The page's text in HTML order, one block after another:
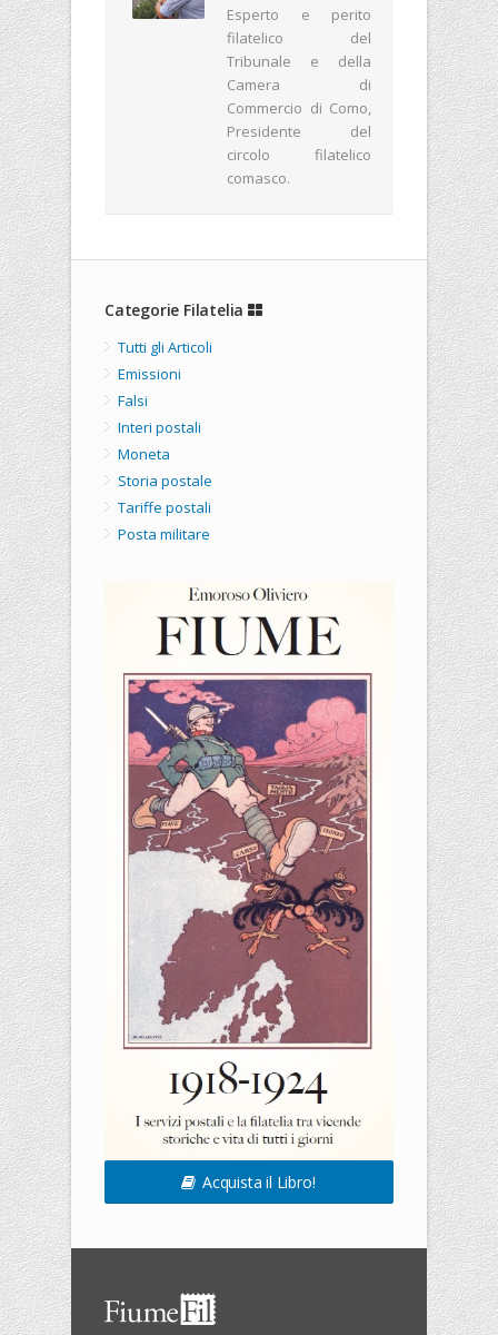
Esperto e perito
filatelico del
Tribunale e della
Camera di
Commercio di Como,
Presidente del
circolo filatelico
comasco.
Categorie Filatelia
Tutti gli Articoli
Emissioni
Falsi
Interi postali
Moneta
Storia postale
Tariffe postali
Posta militare
Acquista il Libro!